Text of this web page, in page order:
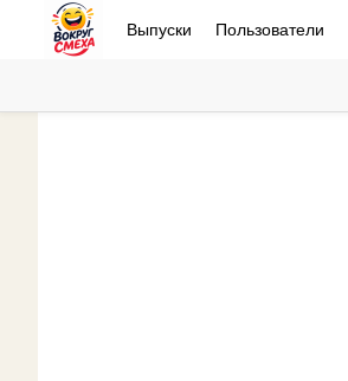
Выпуски Пользователи